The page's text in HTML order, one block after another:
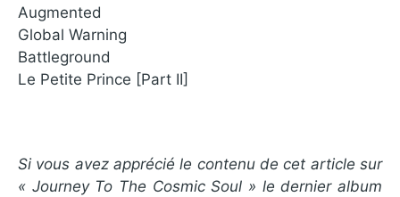
Augmented
Global Warning
Battleground
Le Petite Prince [Part II]
Si vous avez apprécié le contenu de cet article sur
« Journey To The Cosmic Soul » le dernier album